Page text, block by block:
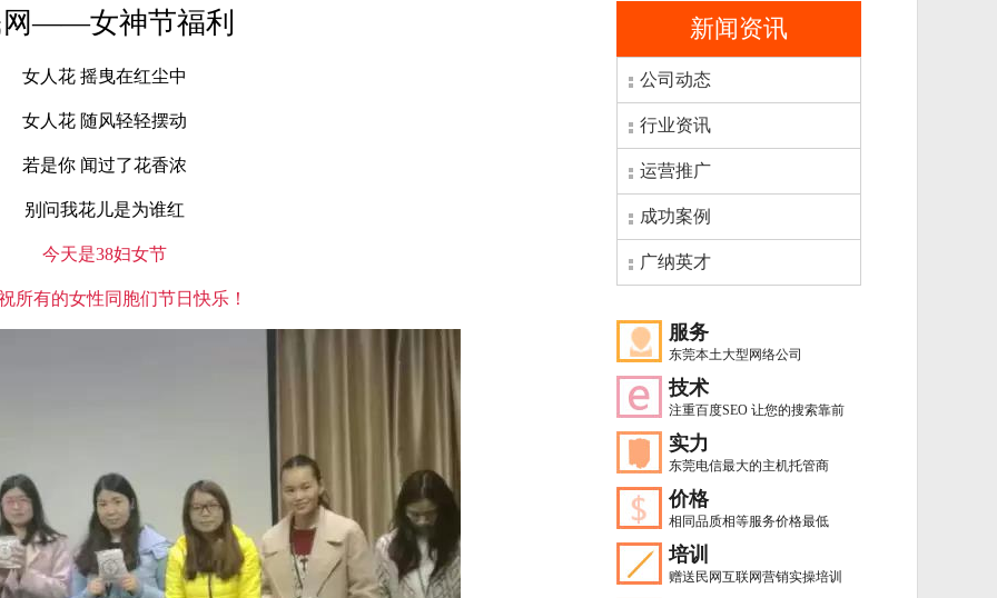
——女神节福利
女人花 摇曳在红尘中
女人花 随风轻轻摆动
若是你 闻过了花香浓
别问我花儿是为谁红
今天是38妇女节
所有的女性同胞们节日快乐！
新闻资讯
公司动态
行业资讯
运营推广
成功案例
广纳英才
服务
东莞本土大型网络公司
技术
注重百度SEO 让您的搜索靠前
实力
东莞电信最大的主机托管商
价格
相同品质相等服务价格最低
培训
赠送民网互联网营销实操培训